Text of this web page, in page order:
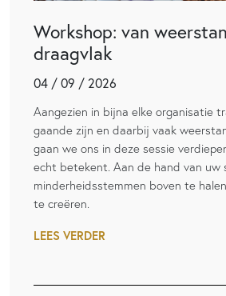
Workshop: van
draagvlak
04 / 09 / 2026
Aangezien in bijna elke organisatie
gaande zijn en daarbij vaak
gaan we ons in deze sessie
echt betekent. Aan de hand van
minderheidsstemmen boven te
te creëren.
LEES VERDER